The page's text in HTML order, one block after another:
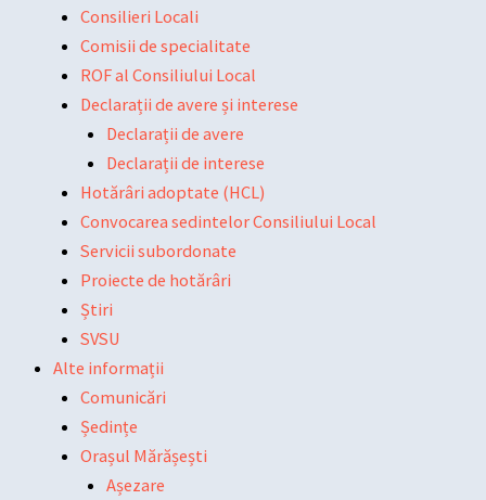
Consilieri Locali
Comisii de specialitate
ROF al Consiliului Local
Declarații de avere și interese
Declarații de avere
Declarații de interese
Hotărâri adoptate (HCL)
Convocarea sedintelor Consiliului Local
Servicii subordonate
Proiecte de hotărâri
Știri
SVSU
Alte informații
Comunicări
Ședințe
Orașul Mărășești
Așezare